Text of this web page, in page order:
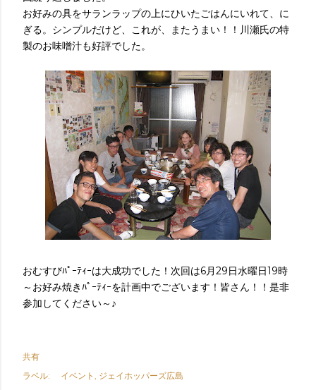
お好みの具をサランラップの上にひいたごはんにいれて、に
ぎる。シンプルだけど、これが、またうまい！！川瀬氏の特
製のお味噌汁も好評でした。
おむすびﾊﾟｰﾃｨｰは大成功でした！次回は6月29日水曜日19時
～お好み焼きﾊﾟｰﾃｨｰを計画中でございます！皆さん！！是非
参加してください～♪
共有
ラベル:
イベント ジェイホッパーズ広島